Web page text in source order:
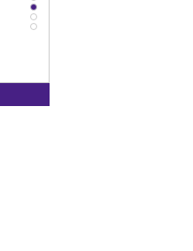
94.3